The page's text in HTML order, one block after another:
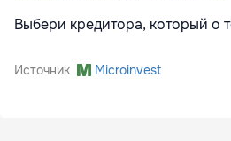
Выбери кредитора, который о
Источник Microinvest